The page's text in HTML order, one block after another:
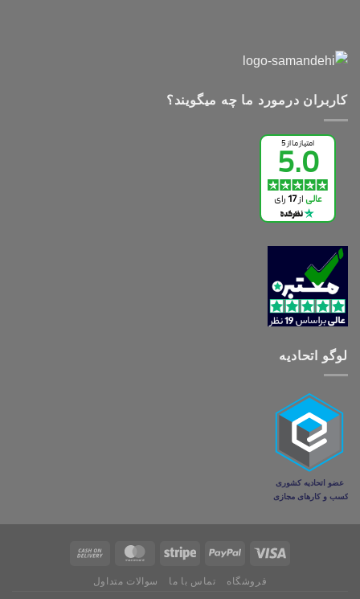
کاربران درمورد ما چه میگویند؟
لوگو اتحادیه
فروشگاه تماس با ما سوالات متداول